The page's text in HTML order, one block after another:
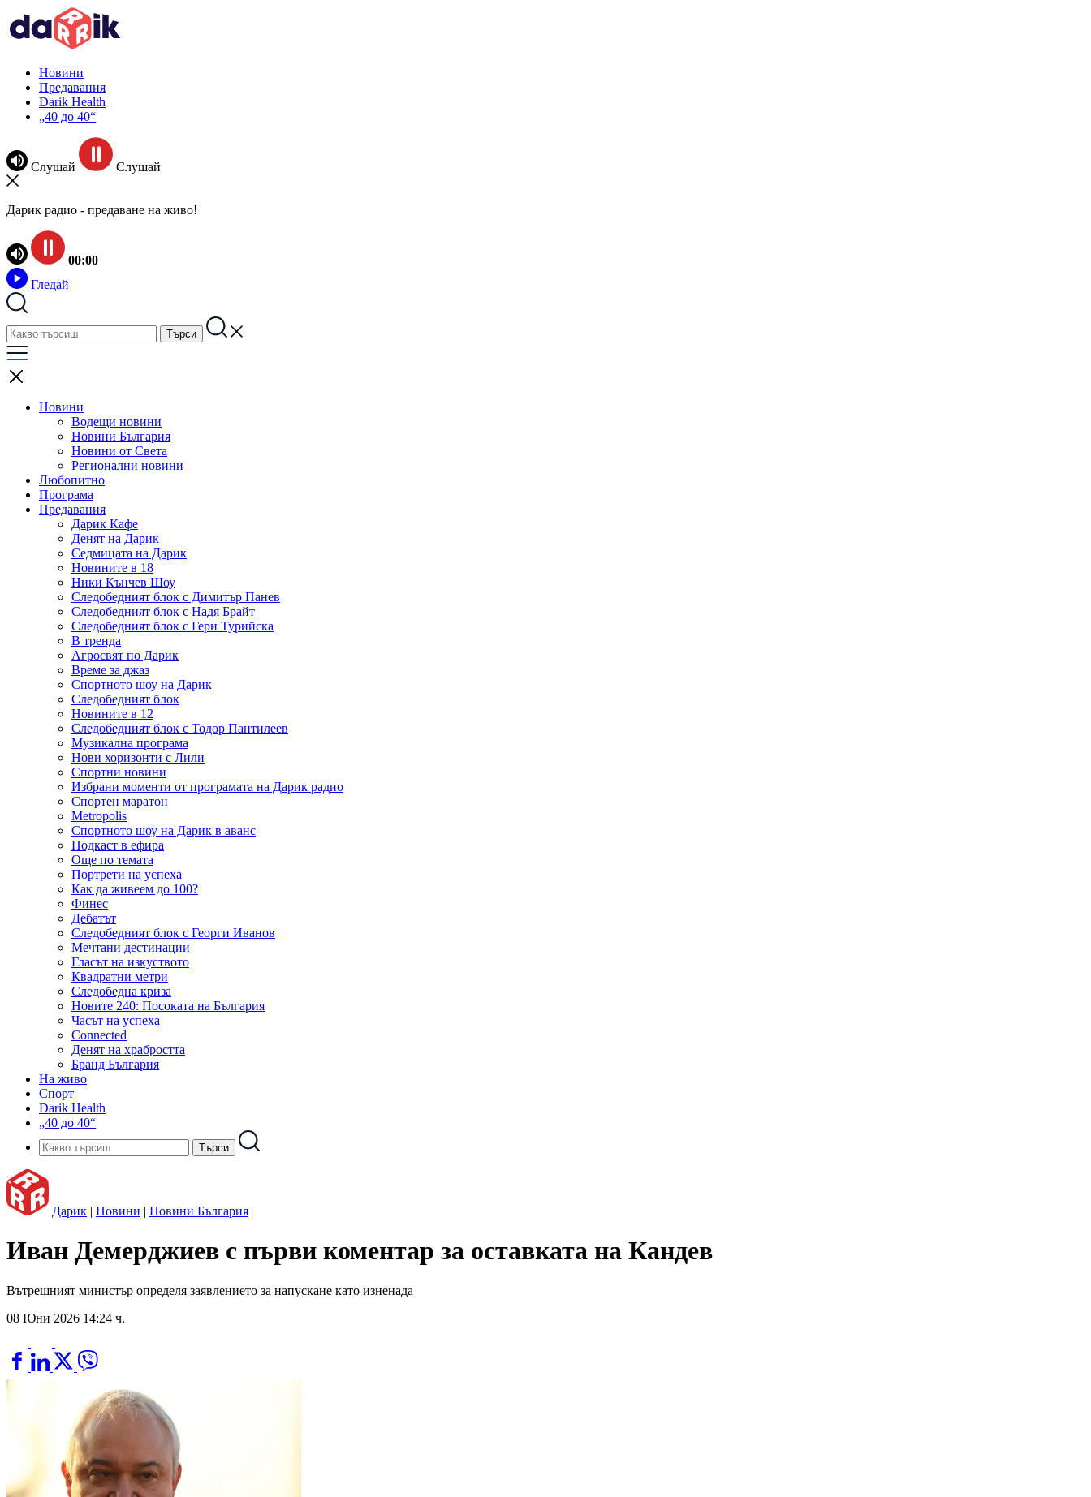
Новини
Предавания
Darik Health
„40 до 40“
Слушай Слушай
Дарик радио - предаване на живо!
00:00
Гледай
Новини
Водещи новини
Новини България
Новини от Света
Регионални новини
Любопитно
Програма
Предавания
Дарик Кафе
Денят на Дарик
Седмицата на Дарик
Новините в 18
Ники Кънчев Шоу
Следобедният блок с Димитър Панев
Следобедният блок с Надя Брайт
Следобедният блок с Гери Турийска
В тренда
Агросвят по Дарик
Време за джаз
Спортното шоу на Дарик
Следобедният блок
Новините в 12
Следобедният блок с Тодор Пантилеев
Музикална програма
Нови хоризонти с Лили
Спортни новини
Избрани моменти от програмата на Дарик радио
Спортен маратон
Metropolis
Спортното шоу на Дарик в аванс
Подкаст в ефира
Още по темата
Портрети на успеха
Как да живеем до 100?
Финес
Дебатът
Следобедният блок с Георги Иванов
Мечтани дестинации
Гласът на изкуството
Квадратни метри
Следобедна криза
Новите 240: Посоката на България
Часът на успеха
Connected
Денят на храбростта
Бранд България
На живо
Спорт
Darik Health
„40 до 40“
Дарик | Новини | Новини България
Иван Демерджиев с първи коментар за оставката на Кандев
Вътрешният министър определя заявлението за напускане като изненада
08 Юни 2026 14:24 ч.